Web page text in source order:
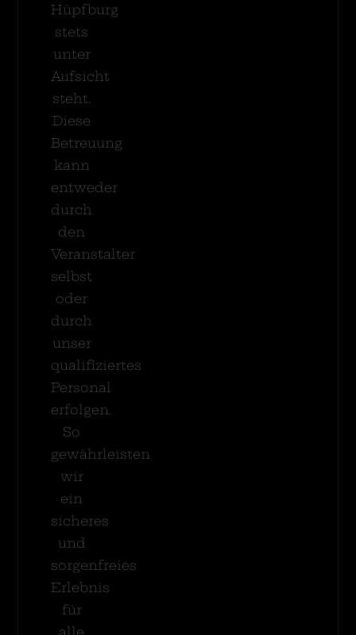
Hüpfburg
stets
unter
Aufsicht
steht.
Diese
Betreuung
kann
entweder
durch
den
Veranstalter
selbst
oder
durch
unser
qualifiziertes
Personal
erfolgen.
So
gewährleisten
wir
ein
sicheres
und
sorgenfreies
Erlebnis
für
alle